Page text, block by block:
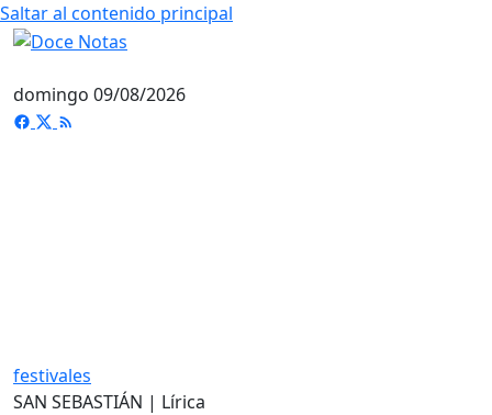
Saltar al contenido principal
domingo 09/08/2026
festivales
SAN SEBASTIÁN | Lírica